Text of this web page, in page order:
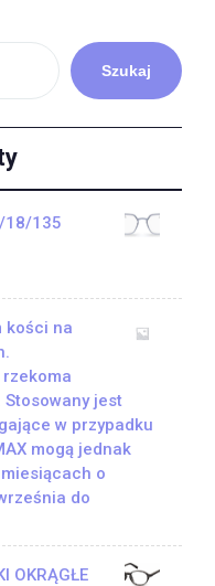
Szukaj
18/135
kości na
jest
w przypadku
mogą jednak
o
do
OKRĄGŁE